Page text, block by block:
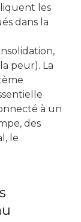
les
dans la
peur). La
à un
des
le